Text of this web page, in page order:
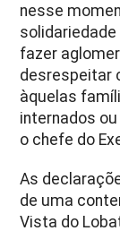
nesse
fazer
desrespeitar
àquelas
internados
o chefe do
As
de uma
Vista do